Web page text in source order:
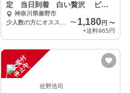
定 当日到着 白い贅沢 ピュ
アホワイト
神奈川県秦野市
〜 1,180円 〜
+送料965円
注
文
受
付
停
止
中
佐野浩司